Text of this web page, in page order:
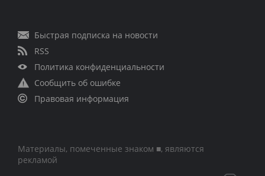
Быстрая подписка на новости
RSS
Политика конфиденциальности
Сообщить об ошибке
Правовая информация
Материалы, помеченные знаком ■, являются
рекламой